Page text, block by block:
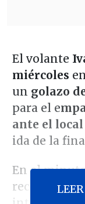
El volante
miércoles
un golazo
para el e
ante el
ida de la
En el